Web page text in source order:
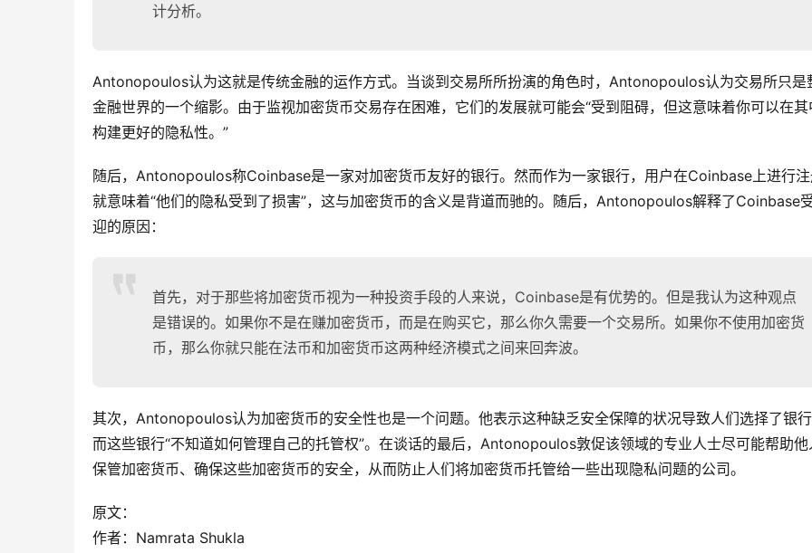
计分析。
Antonopoulos认为这就是传统金融的运作方式。当谈到交易所所扮演的角色时，Antonopoulos认为交易所只是
金融世界的一个缩影。由于监视加密货币交易存在困难，它们的发展就可能会“受到阻碍，但这意味着你可以在其
构建更好的隐私性。”
随后，Antonopoulos称Coinbase是一家对加密货币友好的银行。然而作为一家银行，用户在Coinbase上进行
就意味着“他们的隐私受到了损害”，这与加密货币的含义是背道而驰的。随后，Antonopoulos解释了Coinbase
迎的原因：
首先，对于那些将加密货币视为一种投资手段的人来说，Coinbase是有优势的。但是我认为这种观点
是错误的。如果你不是在赚加密货币，而是在购买它，那么你久需要一个交易所。如果你不使用加密货
币，那么你就只能在法币和加密货币这两种经济模式之间来回奔波。
其次，Antonopoulos认为加密货币的安全性也是一个问题。他表示这种缺乏安全保障的状况导致人们选择了银
而这些银行“不知道如何管理自己的托管权”。在谈话的最后，Antonopoulos敦促该领域的专业人士尽可能帮助他
保管加密货币、确保这些加密货币的安全，从而防止人们将加密货币托管给一些出现隐私问题的公司。
原文：
作者：Namrata Shukla